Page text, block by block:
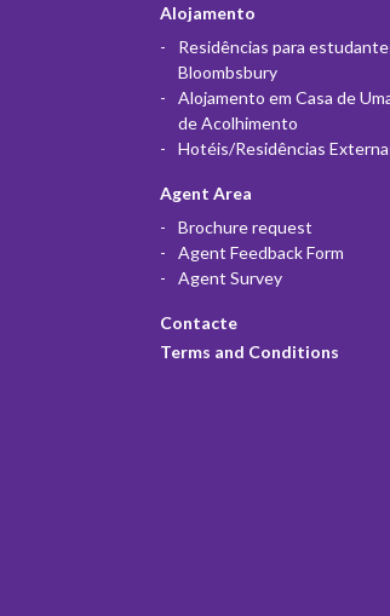
Alojamento
Residências para
Bloombsbury
Alojamento em Casa de
de Acolhimento
Hotéis/Residências
Agent Area
Brochure request
Agent Feedback Form
Agent Survey
Contacte
Terms and Conditions